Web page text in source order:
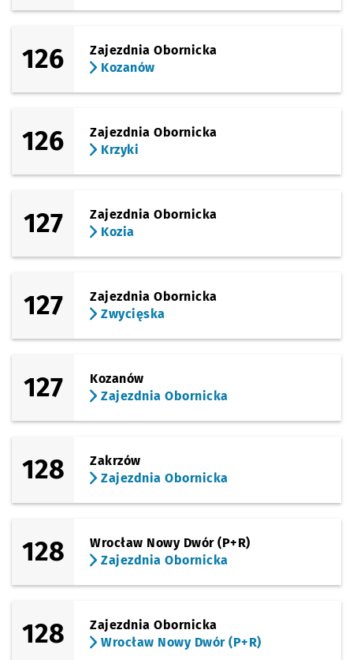
126
Zajezdnia Obornicka
Kozanów
126
Zajezdnia Obornicka
Krzyki
127
Zajezdnia Obornicka
Kozia
127
Zajezdnia Obornicka
Zwycięska
127
Kozanów
Zajezdnia Obornicka
128
Zakrzów
Zajezdnia Obornicka
128
Wrocław Nowy Dwór (P+R)
Zajezdnia Obornicka
128
Zajezdnia Obornicka
Wrocław Nowy Dwór (P+R)